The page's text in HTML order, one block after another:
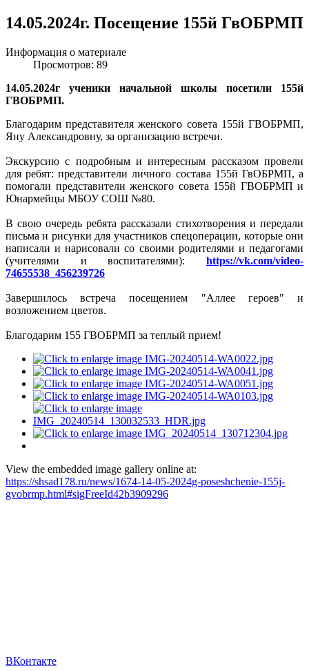
14.05.2024г. Посещение 155й ГвОБРМП
Информация о материале
Просмотров: 89
14.05.2024г ученики начальной школы посетили 155й
ГВОБРМП.
Благодарим представителя женского совета 155й ГВОБРМП,
Яну Александровну, за организацию встречи.
Экскурсию с подробным и интересным рассказом провели
для ребят: представители личного состава 155й ГвОБРМП, а
помогали представители женского совета 155й ГВОБРМП и
Юнармейцы МБОУ СОШ №80.
В свою очередь ребята рассказали стихотворения и передали
письма и рисунки для участников спецоперации, которые они
написали и нарисовали со своими родителями и педагогами
(учителями и воспитателями): https://vk.com/video-
74655538_456239726
Завершилось встреча посещением "Аллее героев" и
возложением цветов.
Благодарим 155 ГВОБРМП за теплый прием!
View the embedded image gallery online at:
https://shsad178.ru/news/1674-14-05-2024g-poseshchenie-155j-
gvobrmp.html#sigFreeId42b3909296
ВКонтакте